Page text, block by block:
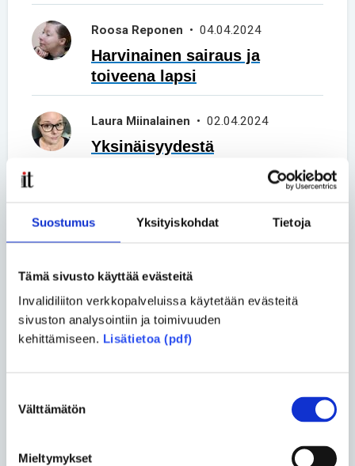
Suostumus Yksityiskohdat Tietoja
Tämä sivusto käyttää evästeitä
Invalidiliiton verkkopalveluissa käytetään evästeitä
sivuston analysointiin ja toimivuuden
kehittämiseen. Lisätietoa (pdf)
valinta
Välttämätön
Mieltymykset
Roosa Reponen • 04.04.2024
Harvinainen sairaus ja
toiveena lapsi
Laura Miinalainen • 02.04.2024
Yksinäisyydestä
Olen uniikki yksilö
elämä on hyvää, kaunista ja
arvokasta
Katja Moilanen• 14.06.2023